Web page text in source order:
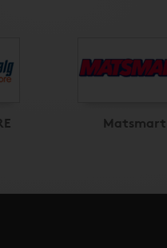
Matsmart